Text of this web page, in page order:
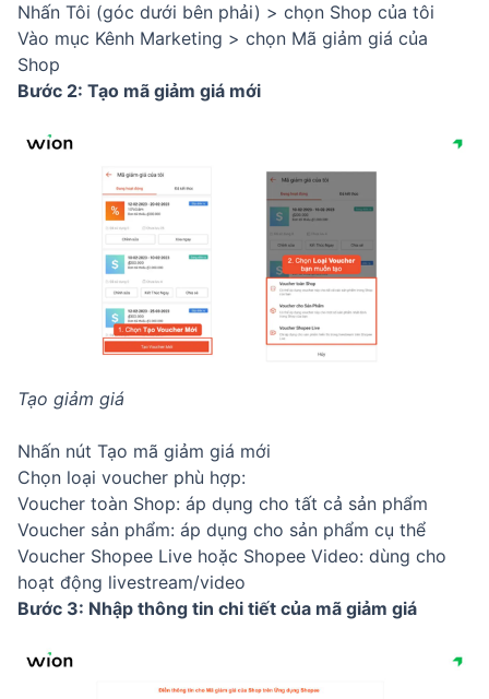
Nhấn Tôi (góc dưới bên phải) > chọn Shop của tôi
Vào mục Kênh Marketing > chọn Mã giảm giá của
Shop
Bước 2: Tạo mã giảm giá mới
Tạo giảm giá
Nhấn nút Tạo mã giảm giá mới
Chọn loại voucher phù hợp:
Voucher toàn Shop: áp dụng cho tất cả sản phẩm
Voucher sản phẩm: áp dụng cho sản phẩm cụ thể
Voucher Shopee Live hoặc Shopee Video: dùng cho
hoạt động livestream/video
Bước 3: Nhập thông tin chi tiết của mã giảm giá